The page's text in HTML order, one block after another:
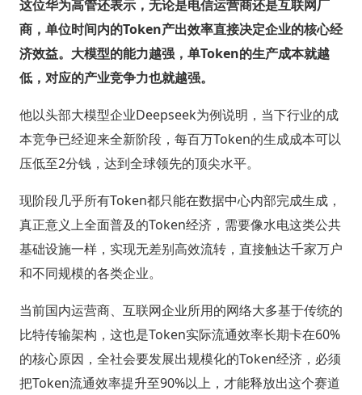
这位华为高管还表示，无论是电信运营商还是互联网厂
商，单位时间内的Token产出效率直接决定企业的核心经
济效益。大模型的能力越强，单Token的生产成本就越
低，对应的产业竞争力也就越强。
他以头部大模型企业Deepseek为例说明，当下行业的成
本竞争已经迎来全新阶段，每百万Token的生成成本可以
压低至2分钱，达到全球领先的顶尖水平。
现阶段几乎所有Token都只能在数据中心内部完成生成，
真正意义上全面普及的Token经济，需要像水电这类公共
基础设施一样，实现无差别高效流转，直接触达千家万户
和不同规模的各类企业。
当前国内运营商、互联网企业所用的网络大多基于传统的
比特传输架构，这也是Token实际流通效率长期卡在60%
的核心原因，全社会要发展出规模化的Token经济，必须
把Token流通效率提升至90%以上，才能释放出这个赛道